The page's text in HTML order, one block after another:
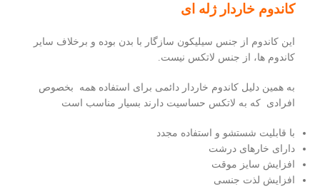
کاندوم خاردار ژله ای
این کاندوم از جنس سیلیکون سازگار با بدن بوده و برخلاف سایر
کاندوم ها، از جنس لاتکس نیست.
به همین دلیل کاندوم خاردار دائمی برای استفاده همه بخصوص
افرادی که به لاتکس حساسیت دارند بسیار مناسب است
با قابلیت شستشو و استفاده مجدد
دارای خارهای درشت
افزایش سایز موقت
افزایش لذت جنسی